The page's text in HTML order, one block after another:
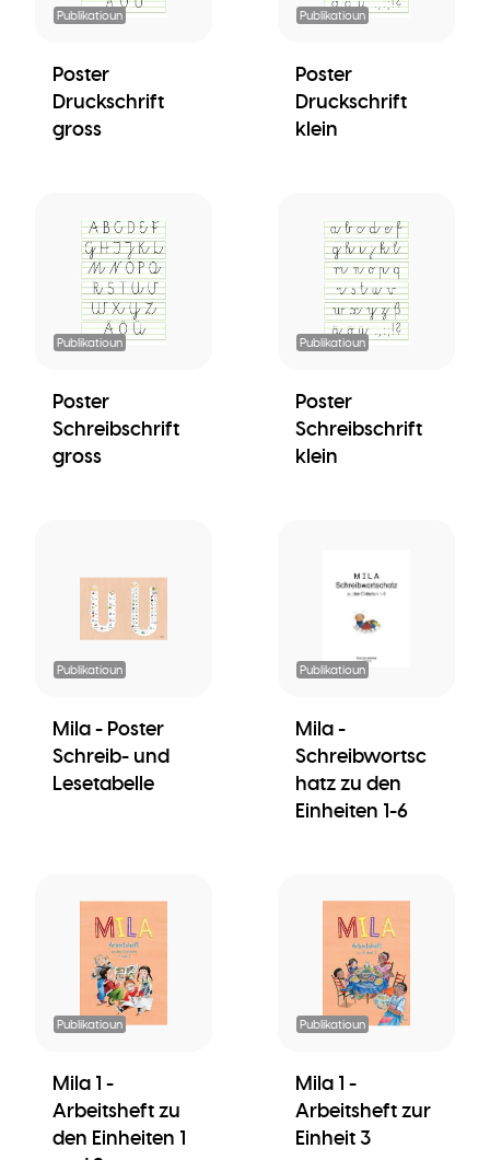
Publikatioun
Poster
Druckschrift
gross
Publikatioun
Poster
Druckschrift
klein
Publikatioun
Poster
Schreibschrift
gross
Publikatioun
Poster
Schreibschrift
klein
Publikatioun
Mila - Poster
Schreib- und
Lesetabelle
Publikatioun
Mila -
Schreibwortsc
hatz zu den
Einheiten 1-6
Publikatioun
Mila 1 -
Arbeitsheft zu
den Einheiten 1
Publikatioun
Mila 1 -
Arbeitsheft zur
Einheit 3